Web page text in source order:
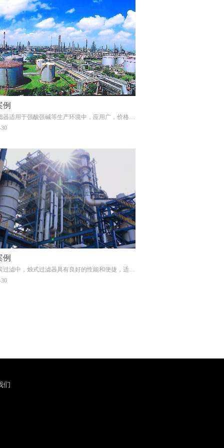
例
器适用于强酸强碱等生产环境中，应用广，价格优
例
过滤中，烛式过滤器具有良好的性能和便捷，适用
艺中脱色活性，助滤剂，医药活性炭，钯炭的过
们